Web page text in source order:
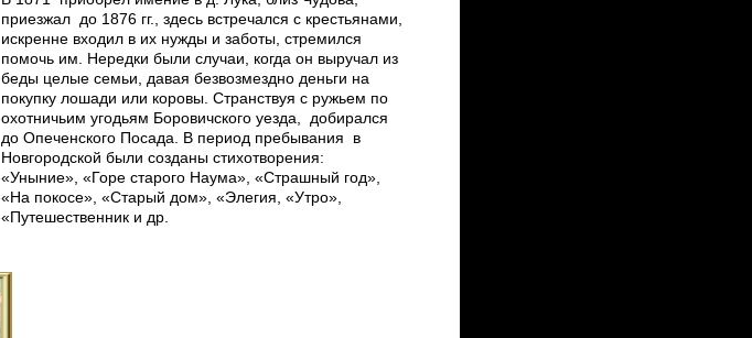
приезжал до 1876 гг., здесь встречался с крестьянами,
искренне входил в их нужды и заботы, стремился
помочь им. Нередки были случаи, когда он выручал из
беды целые семьи, давая безвозмездно деньги на
покупку лошади или коровы. Странствуя с ружьем по
охотничьим угодьям Боровичского уезда, добирался
до Опеченского Посада. В период пребывания в
Новгородской были созданы стихотворения:
«Уныние», «Горе старого Наума», «Страшный год»,
«На покосе», «Старый дом», «Элегия, «Утро»,
«Путешественник и др.